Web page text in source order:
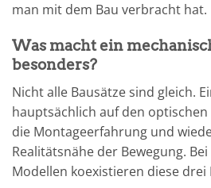
man mit dem Bau verbracht hat.
Was macht ein
besonders?
Nicht alle Bausätze sind gleich.
hauptsächlich auf den
die Montageerfahrung und
Realitätsnähe der Bewegung.
Modellen koexistieren diese